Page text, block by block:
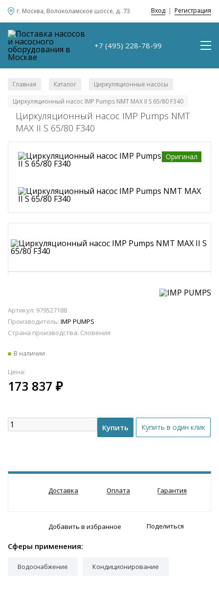
г. Москва, Волоколамское шоссе, д. 73 Вход | Регистрация
+7 (495) 228-78-99
Главная Каталог Циркуляционные насосы
Циркуляционный насос IMP Pumps NMT MAX II S 65/80 F340
Циркуляционный насос IMP Pumps NMT
MAX II S 65/80 F340
Оригинал
Артикул: 979527188
Производитель: IMP PUMPS
Страна производства: Словения
В наличии
Цена:
173 837 ₽
Доставка Оплата Гарантия
Добавить в избранное Поделиться
Сферы применения:
Водоснабжение Кондиционирование